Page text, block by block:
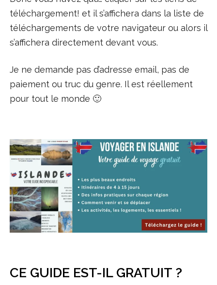
téléchargement! et il s’affichera dans la liste de
téléchargements de votre navigateur ou alors il
s’affichera directement devant vous.
Je ne demande pas d’adresse email, pas de
paiement ou truc du genre. Il est réellement
pour tout le monde 🙂
CE GUIDE EST-IL GRATUIT ?